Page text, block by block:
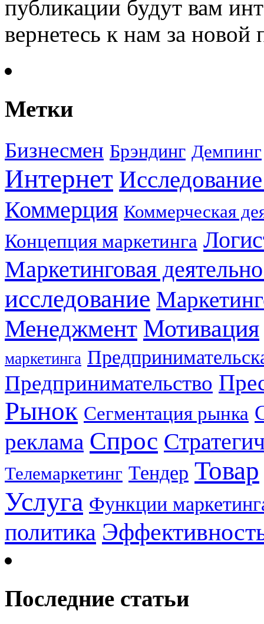
публикации будут вам
вернетесь к нам за
Метки
Бизнесмен Брэндинг Демпинг
Интернет
Коммерция Коммерческая
Концепция маркетинга
Маркетинговая
исследование
Менеджмент Мотивация
маркетинга
Предпринимательство
Рынок Сегментация рынка
реклама Спрос
Телемаркетинг Тендер Товар
Услуга Функции
политика
Последние статьи